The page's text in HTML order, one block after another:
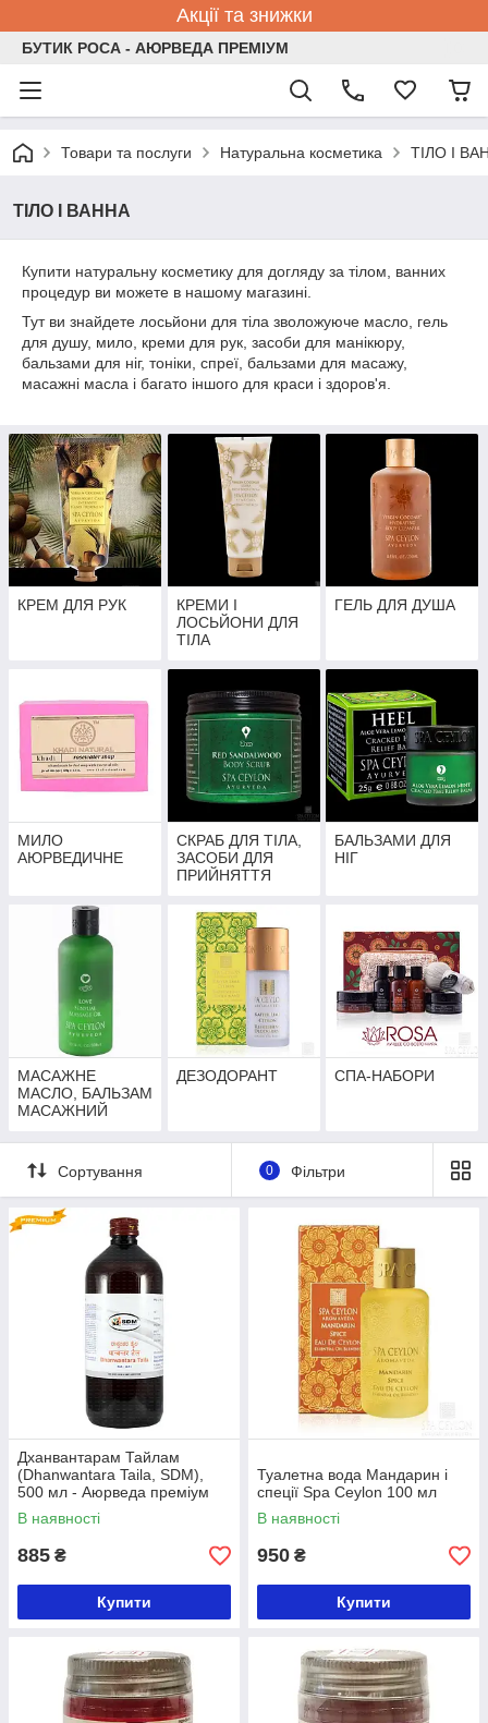
Акції та знижки
БУТИК РОСА - АЮРВЕДА ПРЕМІУМ
Товари та послуги Натуральна косметика ТІЛО І
ТІЛО І ВАННА
Купити натуральну косметику для догляду за тілом, ванних
процедур ви можете в нашому магазині.
Тут ви знайдете лосьйони для тіла зволожуюче масло, гель
для душу, мило, креми для рук, засоби для манікюру,
бальзами для ніг, тоніки, спреї, бальзами для масажу,
масажні масла і багато іншого для краси і здоров'я.
КРЕМ ДЛЯ РУК
КРЕМИ І
ЛОСЬЙОНИ ДЛЯ
ТІЛА
ГЕЛЬ ДЛЯ ДУША
МИЛО
АЮРВЕДИЧНЕ
СКРАБ ДЛЯ ТІЛА,
ЗАСОБИ ДЛЯ
ПРИЙНЯТТЯ
БАЛЬЗАМИ ДЛЯ
НІГ
МАСАЖНЕ
МАСЛО, БАЛЬЗАМ
МАСАЖНИЙ
ДЕЗОДОРАНТ СПА-НАБОРИ
Сортування 0 Фільтри
Дханвантарам Тайлам
(Dhanwantara Taila, SDM),
500 мл - Аюрведа преміум
класу
В наявності
885 ₴
Купити
Туалетна вода Мандарин і
спеції Spa Ceylon 100 мл
В наявності
950 ₴
Купити